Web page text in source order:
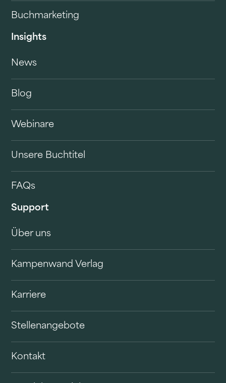
Buchmarketing
Insights
News
Blog
Webinare
Unsere Buchtitel
FAQs
Support
Über uns
Kampenwand Verlag
Karriere
Stellenangebote
Kontakt